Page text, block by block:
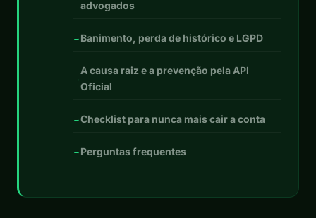
advogados
Banimento, perda de histórico e LGPD
A causa raiz e a prevenção pela API
Oficial
Checklist para nunca mais cair a conta
Perguntas frequentes